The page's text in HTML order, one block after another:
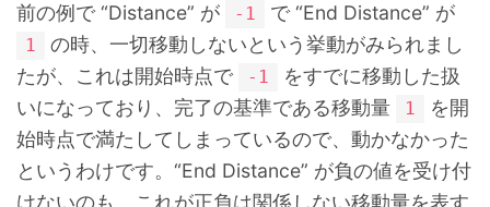
前の例で “Distance” が -1 で “End Distance” が
1
の時、一切移動しないという挙動がみられまし
たが、これは開始時点で
-1
をすでに移動した扱
いになっており、完了の基準である移動量
1
を開
始時点で満たしてしまっているので、動かなかった
というわけです。“End Distance” が負の値を受け付
けないのも、これが正負は関係しない移動量を表す